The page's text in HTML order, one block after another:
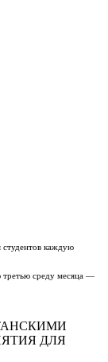
каждую
среду месяца —
ДЛЯ